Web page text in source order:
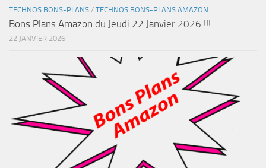
TECHNOS BONS-PLANS / TECHNOS BONS-PLANS AMAZON
Bons Plans Amazon du Jeudi 22 Janvier 2026 !!!
22 JANVIER 2026